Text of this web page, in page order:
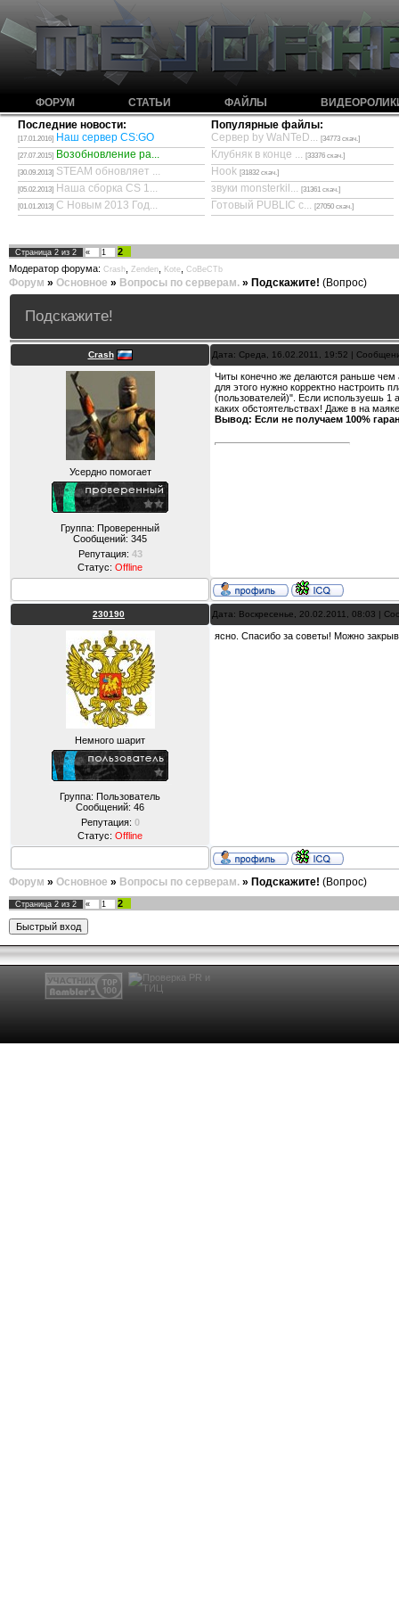
ФОРУМ СТАТЬИ ФАЙЛЫ
Последние новости:
[17.01.2016] Наш сервер CS:GO
[27.07.2015] Возобновление ра...
[30.09.2013] STEAM обновляет ...
[05.02.2013] Наша сборка CS 1...
[01.01.2013] С Новым 2013 Год...
Популярные файлы:
Сервер by WaNTeD... [34773 скач.]
Клубняк в конце ... [33376 скач.]
Hook [31832 скач.]
звуки monsterkil... [31361 скач.]
Готовый PUBLIC с... [27050 скач.]
Страница 2 из 2 « 1
2
Модератор форума: Crash Zenden Kote CoBeCTb
Форум » Основное » Вопросы по серверам. » Подскажите! (Вопрос)
Подскажите!
Crash Дата: Среда, 16.02.2011, 19:52 |
Усердно помогает
Группа: Проверенный
Сообщений: 345
Репутация: 43
Статус: Offline
Читы конечно же делаются раньше чем
для этого нужно корректно настроить
(пользователей)". Если используешь 1
каких обстоятельствах! Даже в на
Вывод: Если не получаем 100%
230190 Дата: Воскресенье, 20.02.2011, 08:03 |
Немного шарит
Группа: Пользователь
Сообщений: 46
Репутация: 0
Статус: Offline
ясно. Спасибо за советы! Можно
Форум » Основное » Вопросы по серверам. » Подскажите! (Вопрос)
Страница 2 из 2 « 1 2